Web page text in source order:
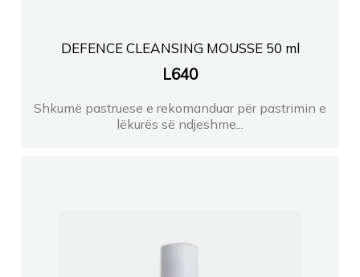
DEFENCE CLEANSING MOUSSE 50 ml
L640
Shkumë pastruese e rekomanduar për pastrimin e
lëkurës së ndjeshme...